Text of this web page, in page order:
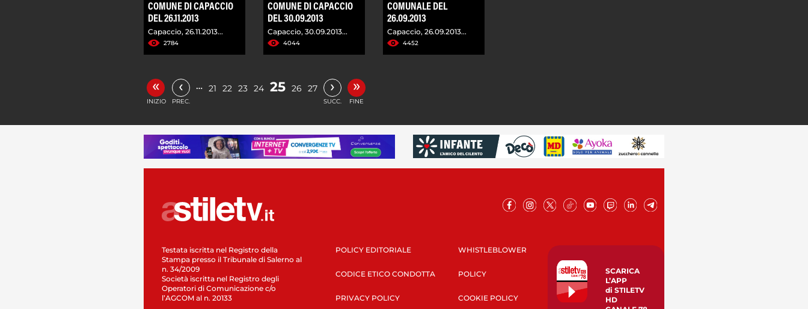
COMUNE DI CAPACCIO
DEL 26.11.2013
Capaccio, 26.11.2013...
2784
COMUNE DI CAPACCIO
DEL 30.09.2013
Capaccio, 30.09.2013...
4044
COMUNALE DEL
26.09.2013
Capaccio, 26.09.2013...
4452
«
INIZIO
‹
PREC.
… 21 22 23 24 25 26 27 ›
SUCC.
»
FINE
Testata iscritta nel Registro della
Stampa presso il Tribunale di Salerno al
n. 34/2009
Società iscritta nel Registro degli
Operatori di Comunicazione c/o
l’AGCOM al n. 20133
POLICY EDITORIALE
CODICE ETICO CONDOTTA
PRIVACY POLICY
WHISTLEBLOWER
POLICY
COOKIE POLICY
SCARICA
L’APP
di STILETV
HD